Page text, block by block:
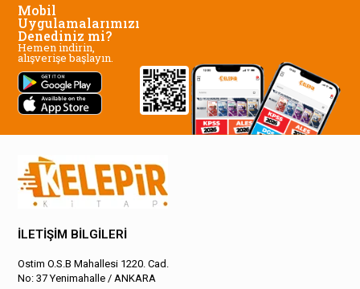
Mobil
Uygulamalarımızı
Denediniz mi?
Hemen indirin,
alışverişe başlayın.
İLETİŞİM BİLGİLERİ
Ostim O.S.B Mahallesi 1220. Cad.
No: 37 Yenimahalle / ANKARA